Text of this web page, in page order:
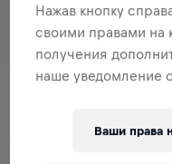
РАЗДЕЛ С
Нажав кнопку
своими правами на
получения
наше уведомление
Ваши права